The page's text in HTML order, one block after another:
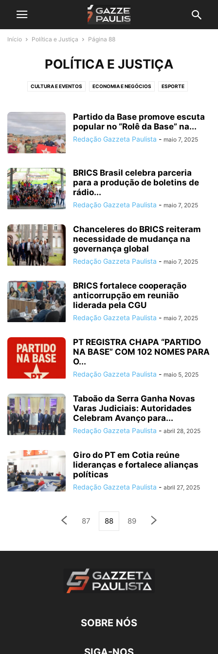
Início Política e Justiça Página 88
POLÍTICA E JUSTIÇA
CULTURA E EVENTOS ECONOMIA E NEGÓCIOS ESPORTE
POLÍTICA E JUSTIÇA SAÚDE E BEM-ESTAR
Partido da Base promove escuta
popular no “Rolê da Base” na...
Redação Gazzeta Paulista - maio 7, 2025
BRICS Brasil celebra parceria
para a produção de boletins de
rádio...
Redação Gazzeta Paulista - maio 7, 2025
Chanceleres do BRICS reiteram
necessidade de mudança na
governança global
Redação Gazzeta Paulista - maio 7, 2025
BRICS fortalece cooperação
anticorrupção em reunião
liderada pela CGU
Redação Gazzeta Paulista - maio 7, 2025
PT REGISTRA CHAPA “PARTIDO
NA BASE” COM 102 NOMES PARA
O...
Redação Gazzeta Paulista - maio 5, 2025
Taboão da Serra Ganha Novas
Varas Judiciais: Autoridades
Celebram Avanço para...
Redação Gazzeta Paulista - abril 28, 2025
Giro do PT em Cotia reúne
lideranças e fortalece alianças
políticas
Redação Gazzeta Paulista - abril 27, 2025
87 88 89
SOBRE NÓS